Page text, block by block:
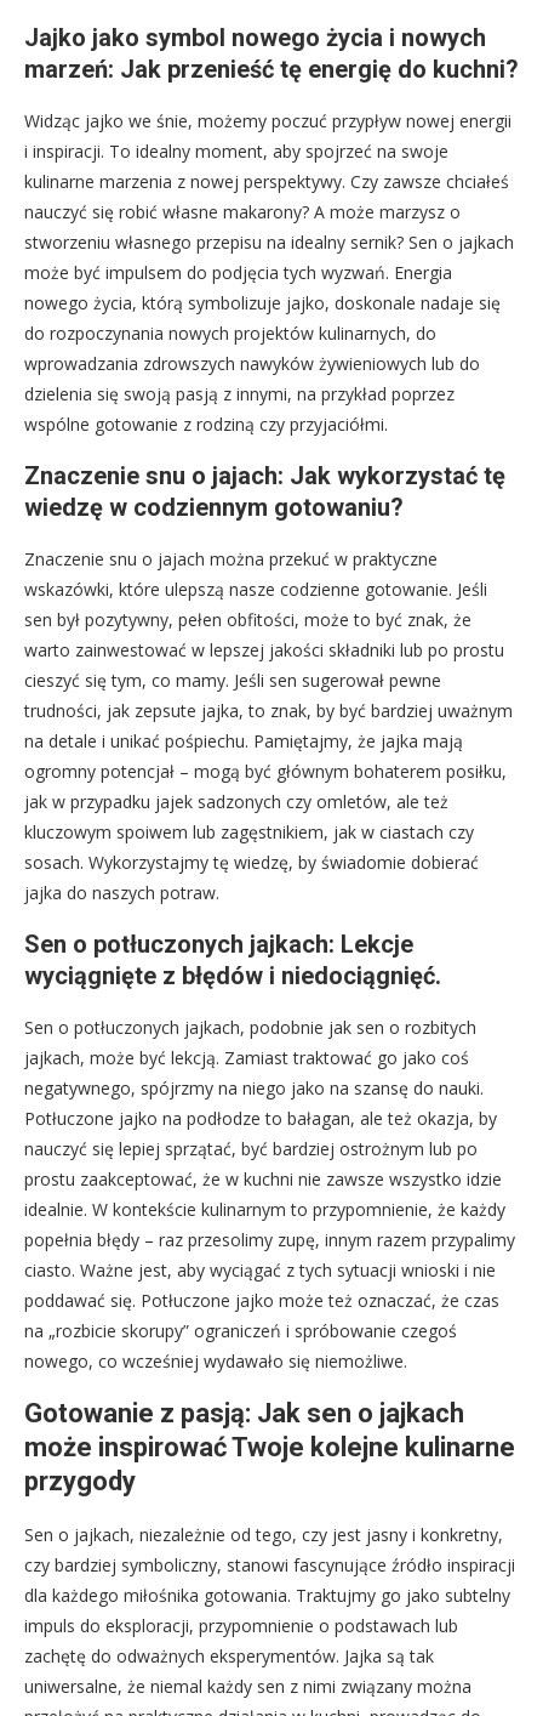
Jajko jako symbol nowego życia i nowych
marzeń: Jak przenieść tę energię do kuchni?
Widząc jajko we śnie, możemy poczuć przypływ nowej energii
i inspiracji. To idealny moment, aby spojrzeć na swoje
kulinarne marzenia z nowej perspektywy. Czy zawsze chciałeś
nauczyć się robić własne makarony? A może marzysz o
stworzeniu własnego przepisu na idealny sernik? Sen o jajkach
może być impulsem do podjęcia tych wyzwań. Energia
nowego życia, którą symbolizuje jajko, doskonale nadaje się
do rozpoczynania nowych projektów kulinarnych, do
wprowadzania zdrowszych nawyków żywieniowych lub do
dzielenia się swoją pasją z innymi, na przykład poprzez
wspólne gotowanie z rodziną czy przyjaciółmi.
Znaczenie snu o jajach: Jak wykorzystać tę
wiedzę w codziennym gotowaniu?
Znaczenie snu o jajach można przekuć w praktyczne
wskazówki, które ulepszą nasze codzienne gotowanie. Jeśli
sen był pozytywny, pełen obfitości, może to być znak, że
warto zainwestować w lepszej jakości składniki lub po prostu
cieszyć się tym, co mamy. Jeśli sen sugerował pewne
trudności, jak zepsute jajka, to znak, by być bardziej uważnym
na detale i unikać pośpiechu. Pamiętajmy, że jajka mają
ogromny potencjał – mogą być głównym bohaterem posiłku,
jak w przypadku jajek sadzonych czy omletów, ale też
kluczowym spoiwem lub zagęstnikiem, jak w ciastach czy
sosach. Wykorzystajmy tę wiedzę, by świadomie dobierać
jajka do naszych potraw.
Sen o potłuczonych jajkach: Lekcje
wyciągnięte z błędów i niedociągnięć.
Sen o potłuczonych jajkach, podobnie jak sen o rozbitych
jajkach, może być lekcją. Zamiast traktować go jako coś
negatywnego, spójrzmy na niego jako na szansę do nauki.
Potłuczone jajko na podłodze to bałagan, ale też okazja, by
nauczyć się lepiej sprzątać, być bardziej ostrożnym lub po
prostu zaakceptować, że w kuchni nie zawsze wszystko idzie
idealnie. W kontekście kulinarnym to przypomnienie, że każdy
popełnia błędy – raz przesolimy zupę, innym razem przypalimy
ciasto. Ważne jest, aby wyciągać z tych sytuacji wnioski i nie
poddawać się. Potłuczone jajko może też oznaczać, że czas
na „rozbicie skorupy” ograniczeń i spróbowanie czegoś
nowego, co wcześniej wydawało się niemożliwe.
Gotowanie z pasją: Jak sen o jajkach
może inspirować Twoje kolejne kulinarne
przygody
Sen o jajkach, niezależnie od tego, czy jest jasny i konkretny,
czy bardziej symboliczny, stanowi fascynujące źródło inspiracji
dla każdego miłośnika gotowania. Traktujmy go jako subtelny
impuls do eksploracji, przypomnienie o podstawach lub
zachętę do odważnych eksperymentów. Jajka są tak
uniwersalne, że niemal każdy sen z nimi związany można